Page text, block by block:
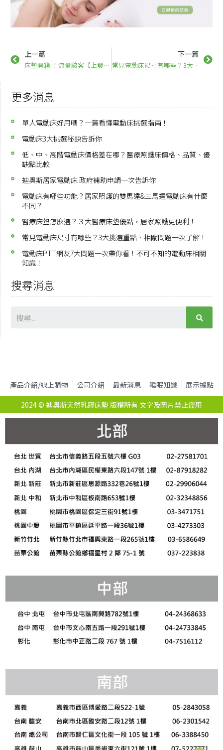
上一篇
床墊開箱 ！流量駭客【上發條俱樂部】新家主臥大公開！
下一篇
常見電動床尺寸有哪些？3大挑選重點、相關問題一次了解！
更多消息
單人電動床好用嗎？一篇看懂電動床挑選指南！
電動床3大挑選秘訣告訴你
低、中、高階電動床價格差在哪？醫療照護床價格、品質、優
缺點比較
迪奧斯居家電動床 政府補助申請一次告訴你
電動床有哪些功能？居家照護的雙馬達&三馬達電動床有什麼
不同？
醫療床墊怎麼選？３大醫療床墊優點，居家照護更便利！
常見電動床尺寸有哪些？3大挑選重點、相關問題一次了解！
電動床PTT網友7大問題一次帶你看！不可不知的電動床相關
知識！
搜尋消息
產品介紹/線上購物 公司介紹 最新消息 睡眠知識
展示據點
2024 © 迪奧斯天然乳膠床墊 版權所有 文字及圖片禁止盜用